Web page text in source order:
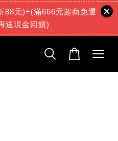
88元)+(滿666元超商免運
送現金回饋)